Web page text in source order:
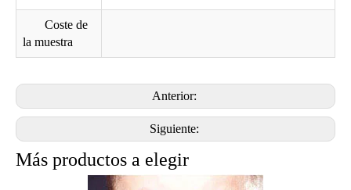
Coste de
la muestra
Anterior:
Siguiente:
Más productos a elegir